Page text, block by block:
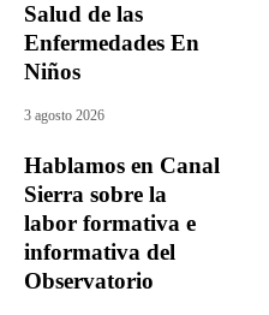
Salud de las
Enfermedades En
Niños
3 agosto 2026
Hablamos en Canal
Sierra sobre la
labor formativa e
informativa del
Observatorio